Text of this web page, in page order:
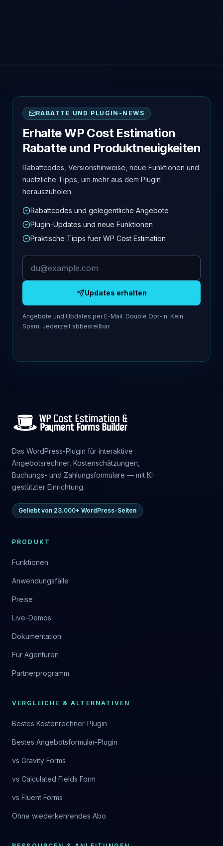
RABATTE UND PLUGIN-NEWS
Erhalte WP Cost Estimation
Rabatte und Produktneuigkeiten
Rabattcodes, Versionshinweise, neue Funktionen und
nuetzliche Tipps, um mehr aus dem Plugin
herauszuholen.
Rabattcodes und gelegentliche Angebote
Plugin-Updates und neue Funktionen
Praktische Tipps fuer WP Cost Estimation
E-Mail-Adresse
Updates erhalten
Angebote und Updates per E-Mail. Double Opt-in. Kein
Spam. Jederzeit abbestellbar.
Das WordPress-Plugin für interaktive
Angebotsrechner, Kostenschätzungen,
Buchungs- und Zahlungsformulare — mit KI-
gestützter Einrichtung.
Geliebt von 23.000+ WordPress-Seiten
PRODUKT
Funktionen
Anwendungsfälle
Preise
Live-Demos
Dokumentation
Für Agenturen
Partnerprogramm
VERGLEICHE & ALTERNATIVEN
Bestes Kostenrechner-Plugin
Bestes Angebotsformular-Plugin
vs Gravity Forms
vs Calculated Fields Form
vs Fluent Forms
Ohne wiederkehrendes Abo